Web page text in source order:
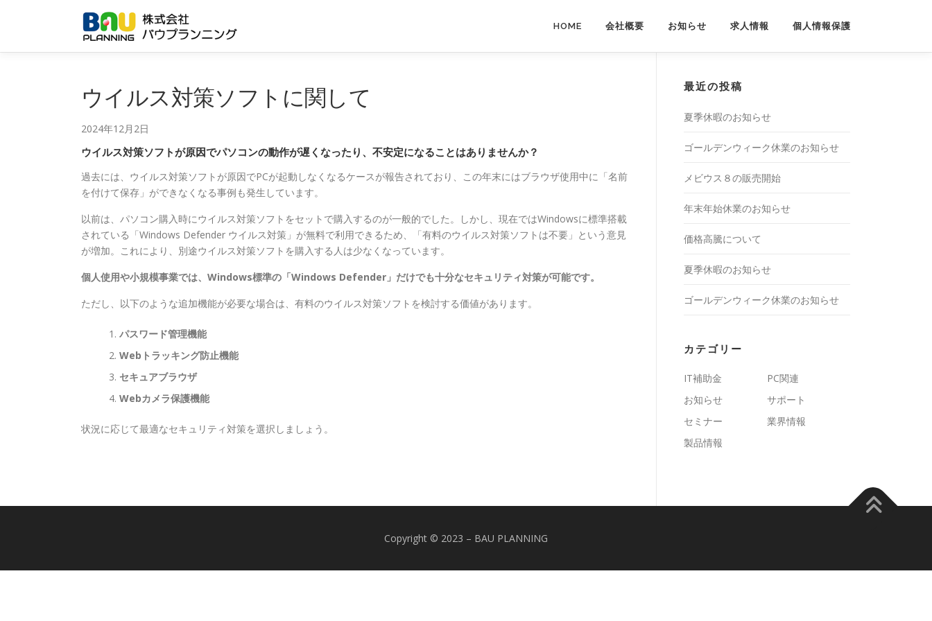
ン
HOME 会社概要 お知らせ 求人情報 個人情報保護
ウイルス対策ソフトに関して
2024年12月2日
ウイルス対策ソフトが原因でパソコンの動作が遅くなったり、不安定になることはありませんか？
過去には、ウイルス対策ソフトが原因でPCが起動しなくなるケースが報告されており、この年末にはブラウザ使用中に「名前
を付けて保存」ができなくなる事例も発生しています。
以前は、パソコン購入時にウイルス対策ソフトをセットで購入するのが一般的でした。しかし、現在ではWindowsに標準搭載
されている「Windows Defender ウイルス対策」が無料で利用できるため、「有料のウイルス対策ソフトは不要」という意見
が増加。これにより、別途ウイルス対策ソフトを購入する人は少なくなっています。
個人使用や小規模事業では、Windows標準の「Windows Defender」だけでも十分なセキュリティ対策が可能です。
ただし、以下のような追加機能が必要な場合は、有料のウイルス対策ソフトを検討する価値があります。
パスワード管理機能
Webトラッキング防止機能
セキュアブラウザ
Webカメラ保護機能
状況に応じて最適なセキュリティ対策を選択しましょう。
最近の投稿
夏季休暇のお知らせ
ゴールデンウィーク休業のお知らせ
メビウス８の販売開始
年末年始休業のお知らせ
価格高騰について
夏季休暇のお知らせ
ゴールデンウィーク休業のお知らせ
カテゴリー
IT補助金
PC関連
お知らせ
サポート
セミナー
業界情報
製品情報
Copyright © 2023 – BAU PLANNING